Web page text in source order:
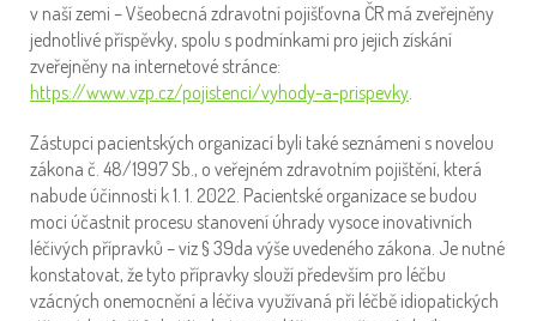
v naší zemi – Všeobecná zdravotní pojišťovna ČR má zveřejněny
jednotlivé příspěvky, spolu s podmínkami pro jejich získání
zveřejněny na internetové stránce:
https://www.vzp.cz/pojistenci/vyhody-a-prispevky.
Zástupci pacientských organizací byli také seznámeni s novelou
zákona č. 48/1997 Sb., o veřejném zdravotním pojištění, která
nabude účinnosti k 1. 1. 2022. Pacientské organizace se budou
moci účastnit procesu stanovení úhrady vysoce inovativních
léčivých přípravků – viz § 39da výše uvedeného zákona. Je nutné
konstatovat, že tyto přípravky slouží především pro léčbu
vzácných onemocnění a léčiva využívaná při léčbě idiopatických